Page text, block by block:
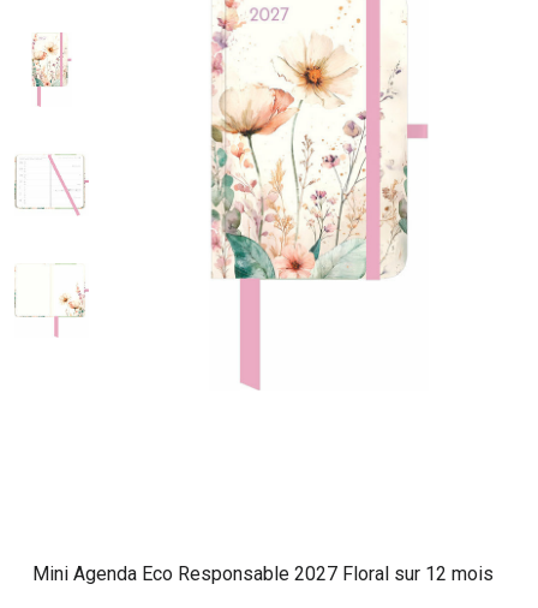
Mini Agenda Eco Responsable 2027 Floral sur 12 mois